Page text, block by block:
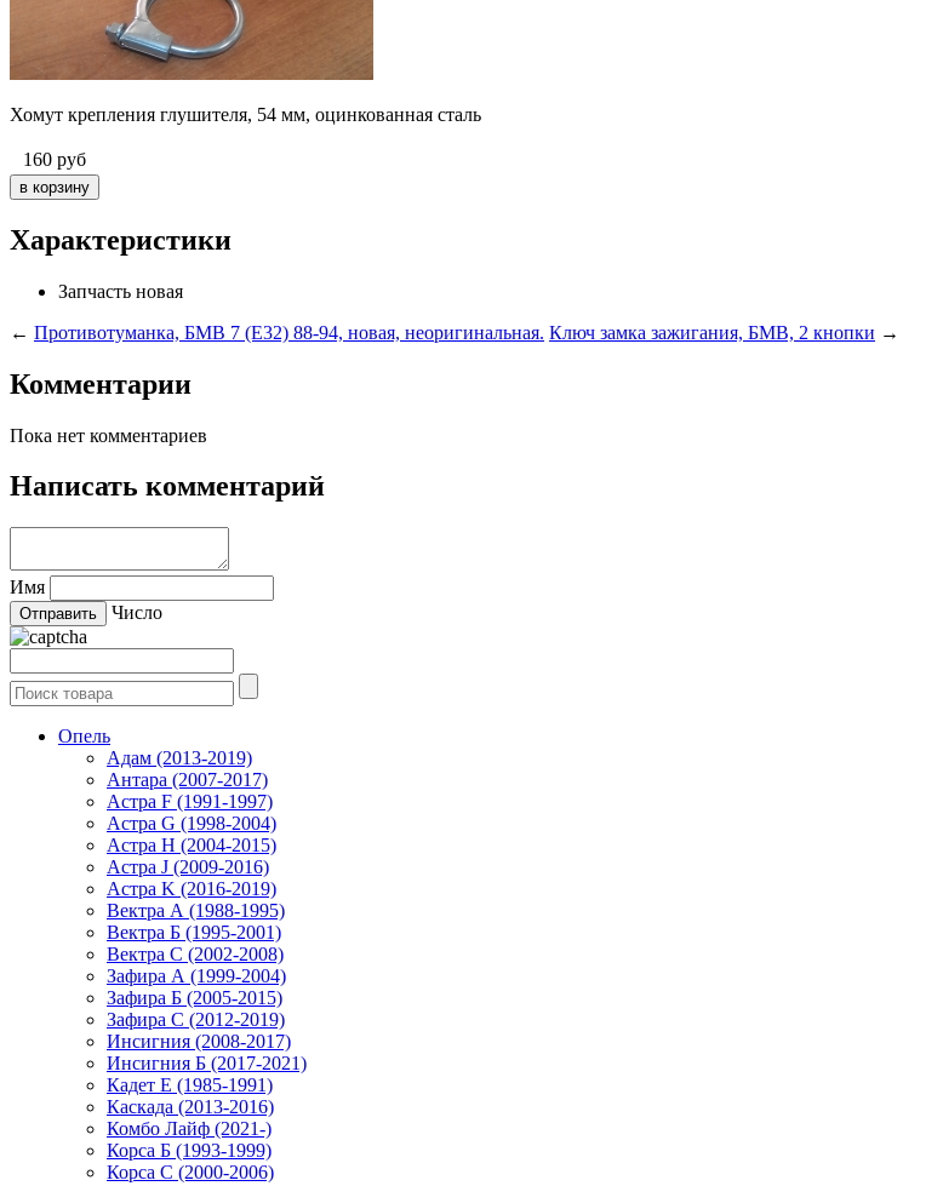
Хомут крепления глушителя, 54 мм, оцинкованная сталь
160 руб
Характеристики
Запчасть новая
← Противотуманка, БМВ 7 (E32) 88-94, новая, неоригинальная. Ключ замка зажигания, БМВ, 2 кнопки →
Комментарии
Пока нет комментариев
Написать комментарий
Имя
Число
Опель
Адам (2013-2019)
Антара (2007-2017)
Астра F (1991-1997)
Астра G (1998-2004)
Астра H (2004-2015)
Астра J (2009-2016)
Астра K (2016-2019)
Вектра А (1988-1995)
Вектра Б (1995-2001)
Вектра С (2002-2008)
Зафира А (1999-2004)
Зафира Б (2005-2015)
Зафира С (2012-2019)
Инсигния (2008-2017)
Инсигния Б (2017-2021)
Кадет Е (1985-1991)
Каскада (2013-2016)
Комбо Лайф (2021-)
Корса Б (1993-1999)
Корса С (2000-2006)